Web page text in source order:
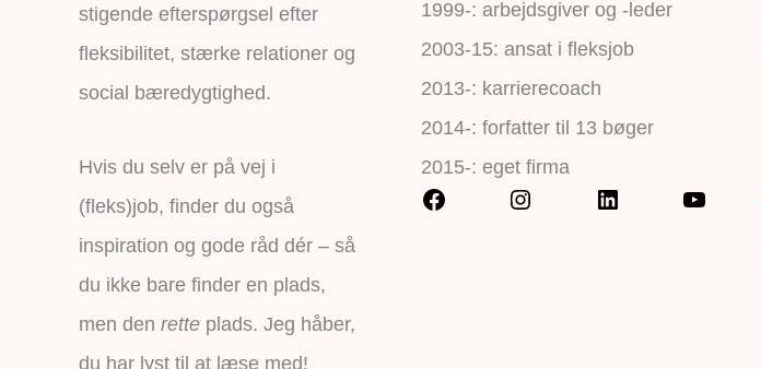
stigende efterspørgsel efter
fleksibilitet, stærke relationer og
social bæredygtighed.
Hvis du selv er på vej i
(fleks)job, finder du også
inspiration og gode råd dér – så
du ikke bare finder en plads,
men den rette plads. Jeg håber,
du har lyst til at læse med!
1999-: arbejdsgiver og -leder
2003-15: ansat i fleksjob
2013-: karrierecoach
2014-: forfatter til 13 bøger
2015-: eget firma